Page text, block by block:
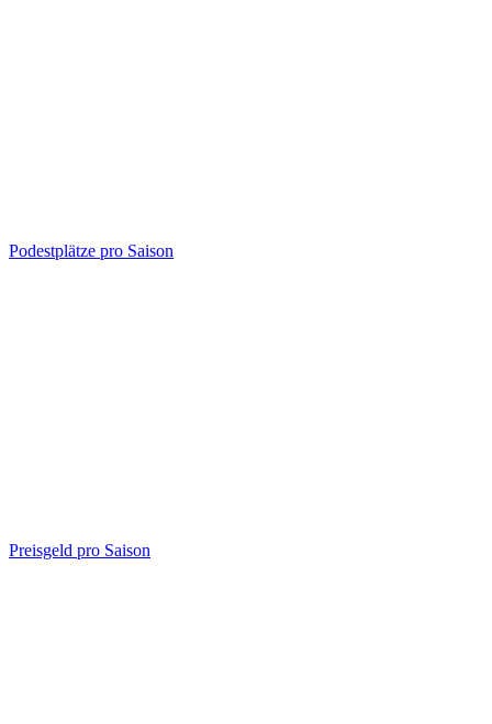
Podestplätze pro Saison
Preisgeld pro Saison